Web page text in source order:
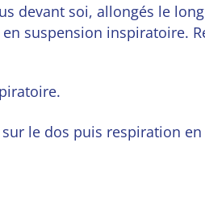
devant soi, allongés le
suspension inspiratoire. R
le dos puis respiration